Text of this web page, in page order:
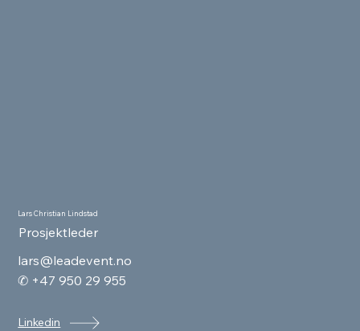
Lars Christian Lindstad
Prosjektleder
Linkedin
lars@leadevent.no
✆ +47 950 29 955